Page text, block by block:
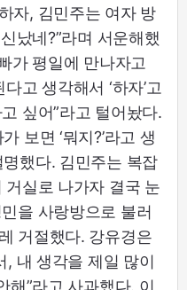
자, 김민주는 여자 방
났네?”라며 서운해했
가 평일에 만나자고
고 생각해서 ‘하자’고
싶어”라고 털어놨다.
보면 ‘뭐지?’라고 생
했다. 김민주는 복잡
실로 나가자 결국 눈
을 사랑방으로 불러
거절했다. 강유경은
, 내 생각을 제일 많이
해”라고 사과했다. 이